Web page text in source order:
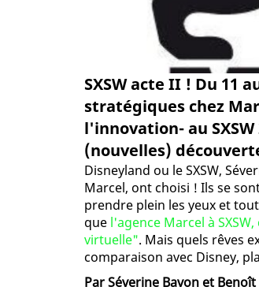
SXSW acte II ! Du 11
stratégiques chez
l'innovation- au
(nouvelles)
Disneyland ou le SXSW,
Marcel, ont choisi ! Ils se
prendre plein les yeux et
que l'agence Marcel à
virtuelle". Mais quels rêves
comparaison avec Disney,
Par Séverine Bavon et